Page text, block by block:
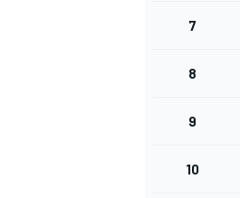
7
8
9
10